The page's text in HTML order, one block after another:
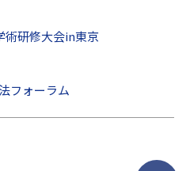
術研修大会in東京
フォーラム